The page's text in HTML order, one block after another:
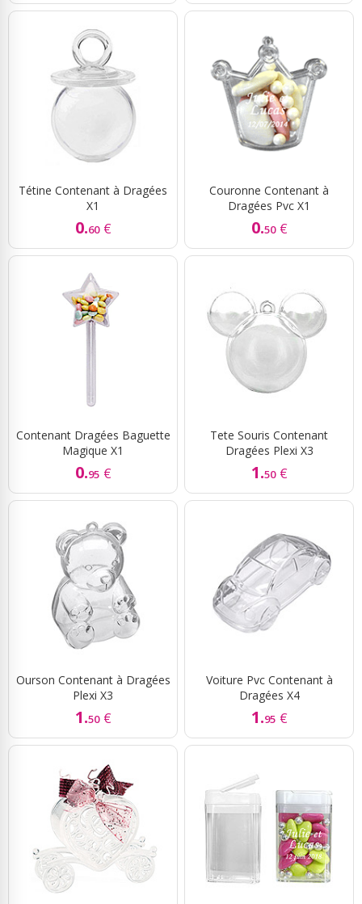
Tétine Contenant à Dragées
X1
0.60 €
Couronne Contenant à
Dragées Pvc X1
0.50 €
Contenant Dragées Baguette
Magique X1
0.95 €
Tete Souris Contenant
Dragées Plexi X3
1.50 €
Ourson Contenant à Dragées
Plexi X3
1.50 €
Voiture Pvc Contenant à
Dragées X4
1.95 €